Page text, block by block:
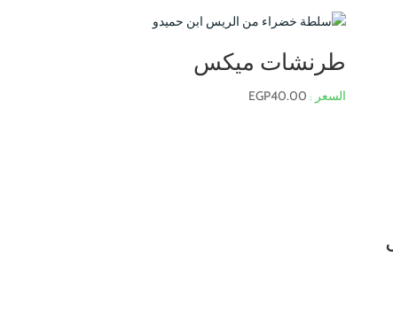
طرنشات ميكس
EGP40.00